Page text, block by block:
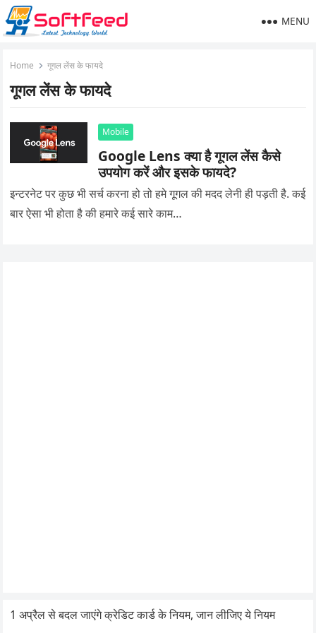
MENU
Home गूगल लेंस के फायदे
गूगल लेंस के फायदे
Mobile
Google Lens क्या है गूगल लेंस कैसे
उपयोग करें और इसके फायदे?
इन्टरनेट पर कुछ भी सर्च करना हो तो हमे गूगल की मदद लेनी ही पड़ती है. कई
बार ऐसा भी होता है की हमारे कई सारे काम…
1 अप्रैल से बदल जाएंगे क्रेडिट कार्ड के नियम, जान लीजिए ये नियम